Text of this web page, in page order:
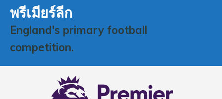
พรีเมียร์ลีก
England's primary football
competition.